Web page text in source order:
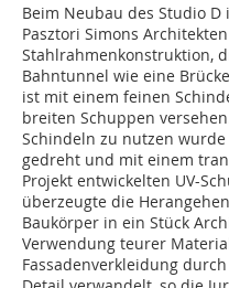
Beim Neubau des Studio
Pasztori Simons
Stahlrahmenkonstruktion,
Bahntunnel wie eine
ist mit einem feinen
breiten Schuppen
Schindeln zu nutzen
gedreht und mit einem
Projekt entwickelten UV-
überzeugte die
Baukörper in ein Stück
Verwendung teurer
Fassadenverkleidung